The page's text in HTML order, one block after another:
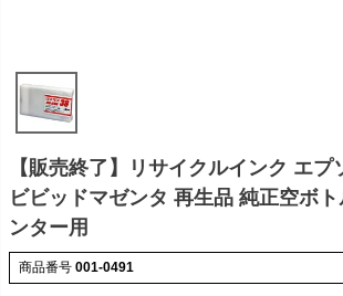
【販売終了】リサイクルインク エプ
ビビッドマゼンタ 再生品 純正空ボ
ンター用
商品番号 001-0491